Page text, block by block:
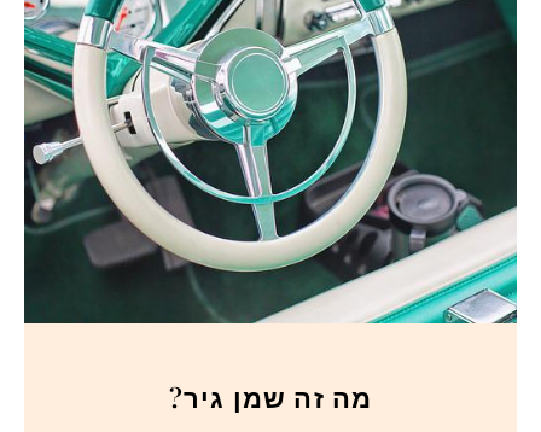
מה זה שמן גיר?